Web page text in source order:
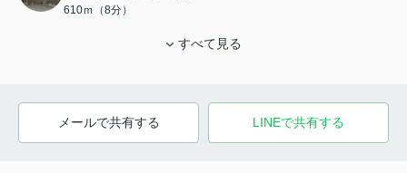
610ｍ（8分）
すべて見る
メールで共有する LINEで共有する